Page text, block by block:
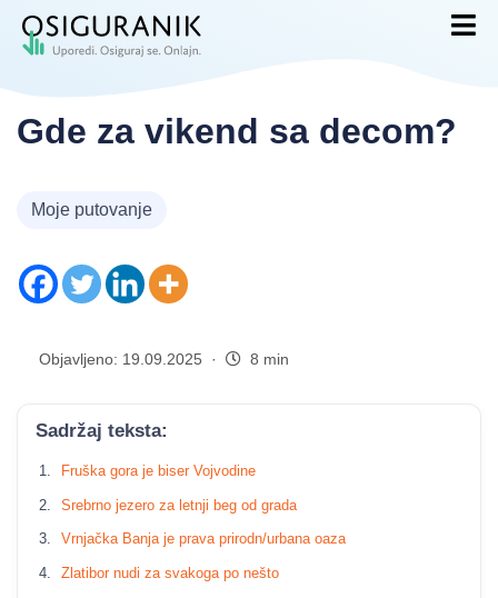
Gde za vikend sa decom?
Moje putovanje
Objavljeno: 19.09.2025 · 8 min
Sadržaj teksta:
Fruška gora je biser Vojvodine
Srebrno jezero za letnji beg od grada
Vrnjačka Banja je prava prirodn/urbana oaza
Zlatibor nudi za svakoga po nešto